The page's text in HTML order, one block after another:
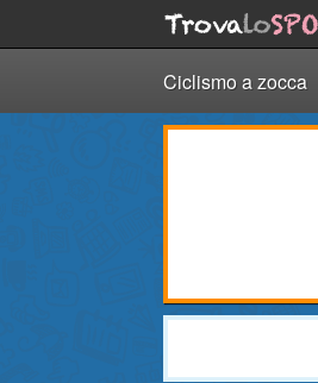
Ciclismo a zocca